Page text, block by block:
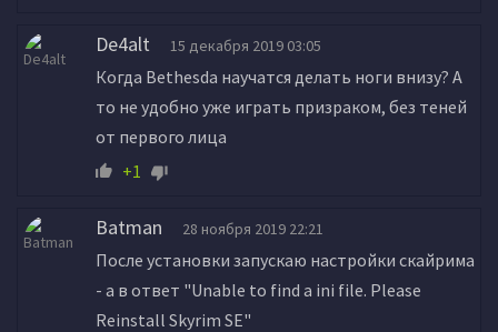
De4alt 15 декабря 2019 03:05
Когда Bethesda научатся делать ноги внизу? А
то не удобно уже играть призраком, без теней
от первого лица
+1
Batman 28 ноября 2019 22:21
После установки запускаю настройки скайрима
- а в ответ "Unable to find a ini file. Please
Reinstall Skyrim SE"